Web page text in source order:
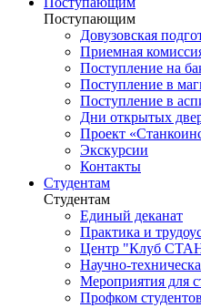
Поступающим
Довузовская
Приемная
Поступление на
Поступление в
Поступление в
Дни открытых
Проект
Экскурсии
Контакты
Студентам
Студентам
Единый деканат
Практика и
Центр "Клуб
Научно-
Мероприятия для
Профком студентов